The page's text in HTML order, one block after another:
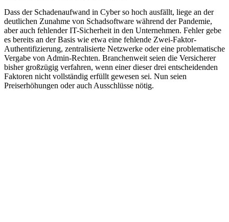
Dass der Schadenaufwand in Cyber so hoch ausfällt, liege an der
deutlichen Zunahme von Schadsoftware während der Pandemie,
aber auch fehlender IT-Sicherheit in den Unternehmen. Fehler gebe
es bereits an der Basis wie etwa eine fehlende Zwei-Faktor-
Authentifizierung, zentralisierte Netzwerke oder eine problematische
Vergabe von Admin-Rechten. Branchenweit seien die Versicherer
bisher großzügig verfahren, wenn einer dieser drei entscheidenden
Faktoren nicht vollständig erfüllt gewesen sei. Nun seien
Preiserhöhungen oder auch Ausschlüsse nötig.